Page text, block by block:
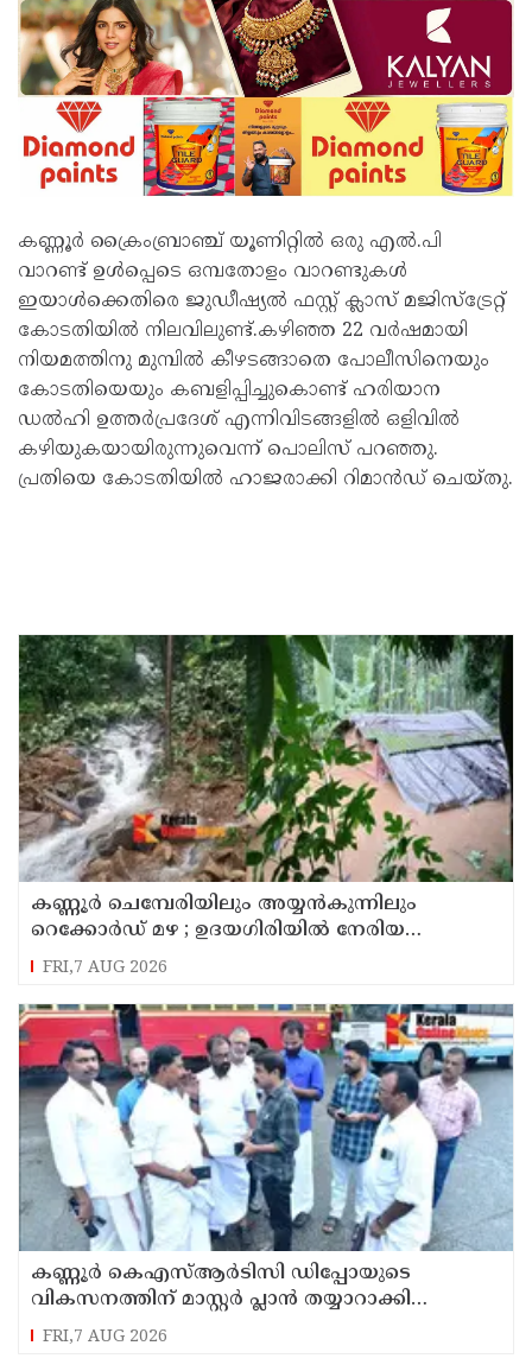
കണ്ണൂര്‍ ക്രൈംബ്രാഞ്ച് യൂണിറ്റില്‍ ഒരു എല്‍.പി
വാറണ്ട് ഉള്‍പ്പെടെ ഒമ്പതോളം വാറണ്ടുകള്‍
ഇയാള്‍ക്കെതിരെ ജുഡീഷ്യല്‍ ഫസ്റ്റ് ക്ലാസ് മജിസ്‌ട്രേറ്റ്
കോടതിയില്‍ നിലവിലുണ്ട്.കഴിഞ്ഞ 22 വര്‍ഷമായി
നിയമത്തിനു മുമ്പില്‍ കീഴടങ്ങാതെ പോലീസിനെയും
കോടതിയെയും കബളിപ്പിച്ചുകൊണ്ട് ഹരിയാന
ഡല്‍ഹി ഉത്തര്‍പ്രദേശ് എന്നിവിടങ്ങളില്‍ ഒളിവില്‍
കഴിയുകയായിരുന്നുവെന്ന് പൊലിസ് പറഞ്ഞു.
പ്രതിയെ കോടതിയിൽ ഹാജരാക്കി റിമാൻഡ് ചെയ്തു.
കണ്ണൂർ ചെമ്പേരിയിലും അയ്യൻകുന്നിലും
റെക്കോർഡ് മഴ ; ഉദയഗിരിയിൽ നേരിയ
ഉരുൾപൊട്ടൽ; 13 പേരെ ക്യാമ്പിലേക്ക് മാറ്റി
FRI,7 AUG 2026
കണ്ണൂർ കെഎസ്ആർടിസി ഡിപ്പോയുടെ
വികസനത്തിന് മാസ്റ്റർ പ്ലാൻ തയ്യാറാക്കി
സമർപ്പിക്കും : ടി ഒ മോഹനൻ എം എൽ എ
FRI,7 AUG 2026